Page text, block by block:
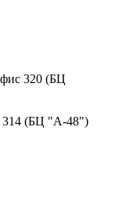
320 (БЦ
314 (БЦ "А-48")